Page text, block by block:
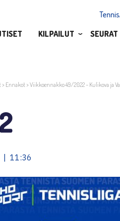
KILPAILUT SEURAT
> Ennakot>Viikkoennakko 49/2022 – Kulikova ja
| 11:36